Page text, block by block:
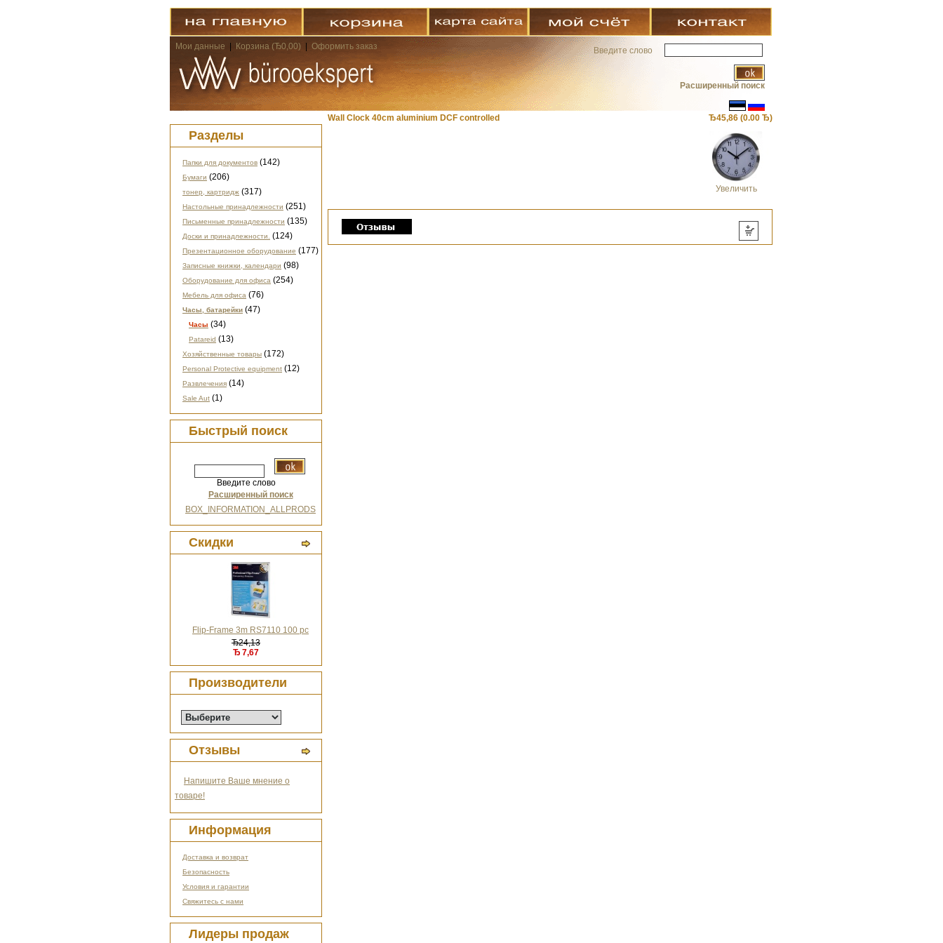
Мои данные Корзина (Ђ0,00) Оформить заказ Введите слово
Расширенный поиск
Разделы
Папки для документов (142)
Бумаги (206)
тонер, картридж (317)
Настольные принадлежности (251)
Письменные принадлежности (135)
Доски и принадлежности. (124)
Презентационное оборудование (177)
Записные книжки, календари (98)
Оборудование для офиса (254)
Мебель для офиса (76)
Часы, батарейки (47)
Часы (34)
Patareid (13)
Хозяйственные товары (172)
Personal Protective equipment (12)
Развлечения (14)
Sale Aut (1)
Быстрый поиск
Введите слово
Расширенный поиск
BOX_INFORMATION_ALLPRODS
Скидки
Flip-Frame 3m RS7110 100 pc
Ђ24,13
Ђ7,67
Производители
Отзывы
Напишите Ваше мнение о
товаре!
Информация
Доставка и возврат
Безопасность
Условия и гарантии
Свяжитесь с нами
Лидеры продаж
Wall Clock 40cm aluminium DCF controlled Ђ45,86 (0.00 Ђ)
Увеличить